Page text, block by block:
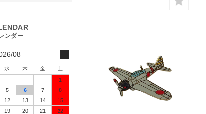
08
水 木 金
土
1
5 6 7
8
12 13 14
15
19 20 21
22